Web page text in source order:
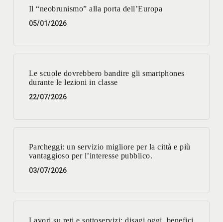
Il “neobrunismo” alla porta dell’Europa
05/01/2026
Le scuole dovrebbero bandire gli smartphones
durante le lezioni in classe
22/07/2026
Parcheggi: un servizio migliore per la città e più
vantaggioso per l’interesse pubblico.
03/07/2026
Lavori su reti e sottoservizi: disagi oggi, benefici